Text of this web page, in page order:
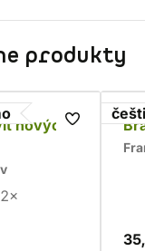
produkty
nových
2×